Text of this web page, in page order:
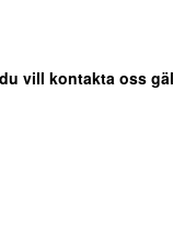
vill kontakta oss